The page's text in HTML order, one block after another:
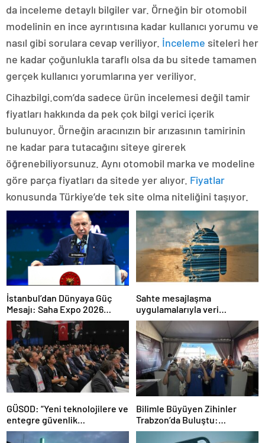
da inceleme detaylı bilgiler var. Örneğin bir otomobil
modelinin en ince ayrıntısına kadar kullanıcı yorumu ve
nasıl gibi sorulara cevap veriliyor. İnceleme siteleri her
ne kadar çoğunlukla taraflı olsa da bu sitede tamamen
gerçek kullanıcı yorumlarına yer veriliyor.
Cihazbilgi.com’da sadece ürün incelemesi değil tamir
fiyatları hakkında da pek çok bilgi verici içerik
bulunuyor. Örneğin aracınızın bir arızasının tamirinin
ne kadar para tutacağını siteye girerek
öğrenebiliyorsunuz. Aynı otomobil marka ve modeline
göre parça fiyatları da sitede yer alıyor. Fiyatlar
konusunda Türkiye’de tek site olma niteliğini taşıyor.
İstanbul’dan Dünyaya Güç
Mesajı: Saha Expo 2026
Rekorlarla Kapılarını Kapattı
Sahte mesajlaşma
uygulamalarıyla veri
sızdırıyorlar- Haber Şafak
GÜSOD: “Yeni teknolojilere ve
entegre güvenlik
sistemlerine önem artacak”-
Bilimle Büyüyen Zihinler
Trabzon’da Buluştu:
STEAMFEST’te Bilim Rüzgârı